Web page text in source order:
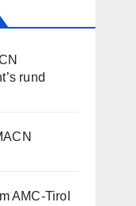
rund
AMC-Tirol